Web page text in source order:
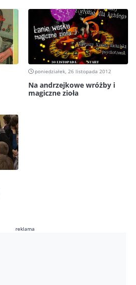
poniedziałek, 26 listopada 2012
Na andrzejkowe wróżby i
magiczne zioła
reklama